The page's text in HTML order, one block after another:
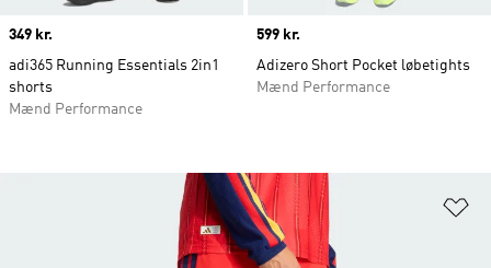
Price
349 kr.
adi365 Running Essentials 2in1
shorts
Mænd Performance
Price
599 kr.
Adizero Short Pocket løbetights
Mænd Performance